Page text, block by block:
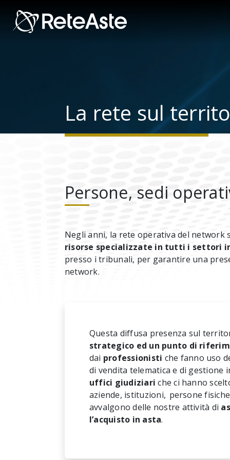
La rete sul
Persone, sedi
Negli anni, la rete operativa del network
risorse specializzate in tutti i settori
presso i tribunali, per garantire una
network.
Questa diffusa presenza sul
strategico ed un punto di
dai professionisti che fanno uso
di vendita telematica e di gestione
uffici giudiziari che ci hanno
aziende, istituzioni, persone
avvalgono delle nostre attività di
l’acquisto in asta.